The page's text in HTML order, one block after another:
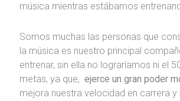
música mientras estábamos
Somos muchas las personas que
la música es nuestro principal
entrenar, sin ella no lograríamos ni el
metas, ya que, ejerce un gran poder
mejora nuestra velocidad en carrera y